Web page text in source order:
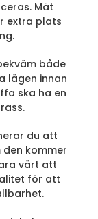
Mät
extra plats
både
lägen innan
ska ha en
du att
kommer
värt att
för att